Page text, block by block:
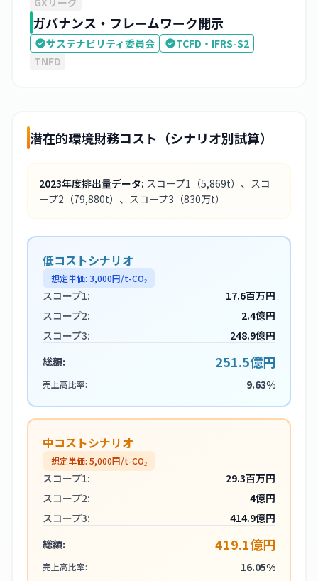
ガバナンス・フレームワーク開示
サステナビリティ委員会
TCFD・IFRS-S2
TNFD
潜在的環境財務コスト（シナリオ別試算）
2023年度排出量データ: スコープ1 （5,869t） 、スコ
ープ2 （79,880t） 、スコープ3 （830万t）
低コストシナリオ
想定単価: 3,000円/t-CO₂
スコープ1:
17.6百万円
スコープ2:
2.4億円
スコープ3:
248.9億円
総額:
251.5億円
売上高比率: 9.63%
中コストシナリオ
想定単価: 5,000円/t-CO₂
スコープ1:
29.3百万円
スコープ2:
4億円
スコープ3:
414.9億円
総額:
419.1億円
売上高比率: 16.05%